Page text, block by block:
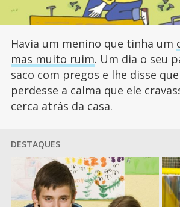
Havia um menino que tinha um
mas muito ruim. Um dia o seu
saco com pregos e lhe disse
perdesse a calma que ele
cerca atrás da casa.
DESTAQUES